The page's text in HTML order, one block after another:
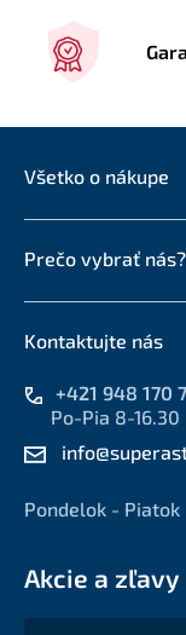
Všetko o nákupe
Prečo vybrať nás?
Kontaktujte nás
+421 948 170
Po-Pia 8-16.30
Pondelok - Piatok
Akcie a